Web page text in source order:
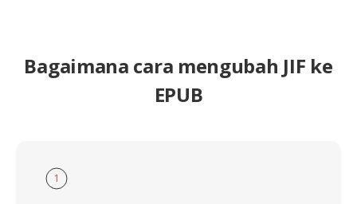
Bagaimana cara mengubah JIF ke
EPUB
1